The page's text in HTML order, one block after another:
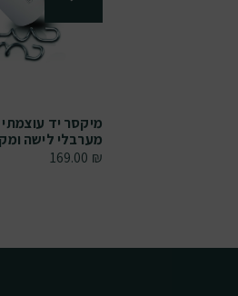
מערבלי לישה
169.00 ₪